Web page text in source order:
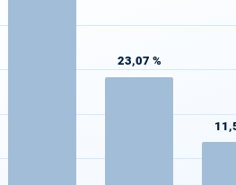
23,07 %